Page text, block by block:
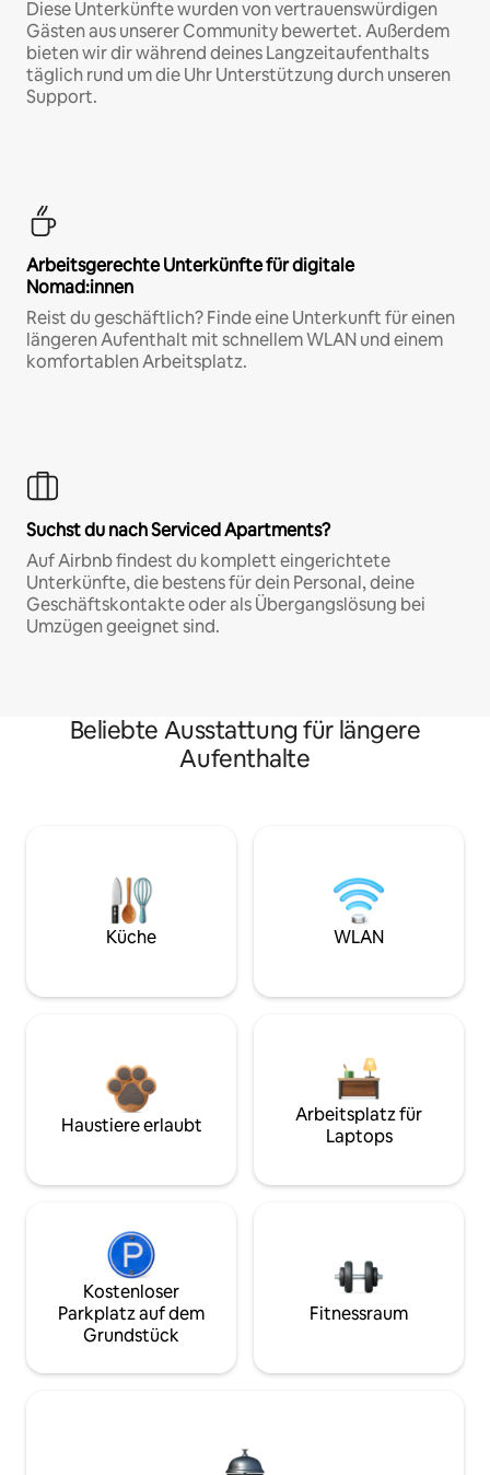
Diese Unterkünfte wurden von vertrauenswürdigen
Gästen aus unserer Community bewertet. Außerdem
bieten wir dir während deines Langzeitaufenthalts
täglich rund um die Uhr Unterstützung durch unseren
Support.
Arbeitsgerechte Unterkünfte für digitale
Nomad:innen
Reist du geschäftlich? Finde eine Unterkunft für einen
längeren Aufenthalt mit schnellem WLAN und einem
komfortablen Arbeitsplatz.
Suchst du nach Serviced Apartments?
Auf Airbnb findest du komplett eingerichtete
Unterkünfte, die bestens für dein Personal, deine
Geschäftskontakte oder als Übergangslösung bei
Umzügen geeignet sind.
Beliebte Ausstattung für längere
Aufenthalte
Küche WLAN
Haustiere erlaubt
Arbeitsplatz für
Laptops
Kostenloser
Parkplatz auf dem
Grundstück
Fitnessraum